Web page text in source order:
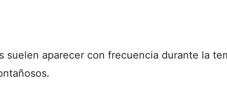
aparecer con frecuencia durante la